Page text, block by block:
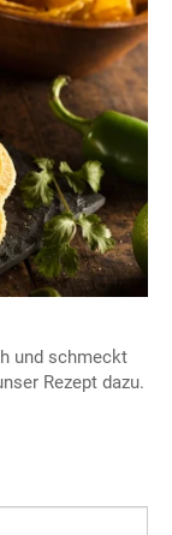
und schmeckt
Rezept dazu.